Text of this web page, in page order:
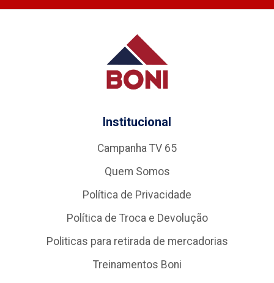
Institucional
Campanha TV 65
Quem Somos
Política de Privacidade
Política de Troca e Devolução
Politicas para retirada de mercadorias
Treinamentos Boni